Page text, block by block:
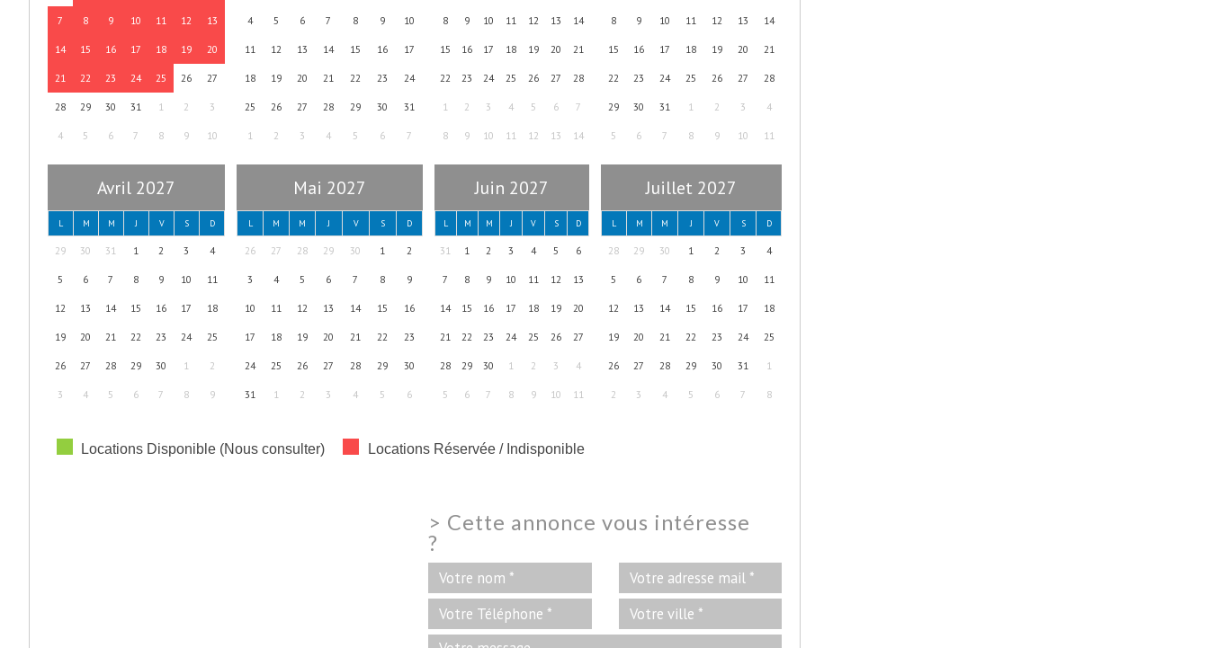
7 8 9 10 11 12 13
14 15 16 17 18 19 20
21 22 23 24 25 26 27
28 29 30 31 1 2 3
4 5 6 7 8 9 10
4 5 6 7 8 9 10
11 12 13 14 15 16 17
18 19 20 21 22 23 24
25 26 27 28 29 30 31
1 2 3 4 5 6 7
8 9 10 11 12 13 14
15 16 17 18 19 20 21
22 23 24 25 26 27 28
1 2 3 4 5 6 7
8 9 10 11 12 13 14
8 9 10 11 12 13 14
15 16 17 18 19 20 21
22 23 24 25 26 27 28
29 30 31 1 2 3 4
5 6 7 8 9 10 11
Avril 2027
L M M J V S D
29 30 31 1 2 3 4
5 6 7 8 9 10 11
12 13 14 15 16 17 18
19 20 21 22 23 24 25
26 27 28 29 30 1 2
3 4 5 6 7 8 9
Mai 2027
L M M J V S D
26 27 28 29 30 1 2
3 4 5 6 7 8 9
10 11 12 13 14 15 16
17 18 19 20 21 22 23
24 25 26 27 28 29 30
31 1 2 3 4 5 6
Juin 2027
L M M J V S D
31 1 2 3 4 5 6
7 8 9 10 11 12 13
14 15 16 17 18 19 20
21 22 23 24 25 26 27
28 29 30 1 2 3 4
5 6 7 8 9 10 11
Juillet 2027
L M M J V S D
28 29 30 1 2 3 4
5 6 7 8 9 10 11
12 13 14 15 16 17 18
19 20 21 22 23 24 25
26 27 28 29 30 31 1
2 3 4 5 6 7 8
Locations Disponible (Nous consulter) Locations Réservée / Indisponible
> Cette annonce vous intéresse
?